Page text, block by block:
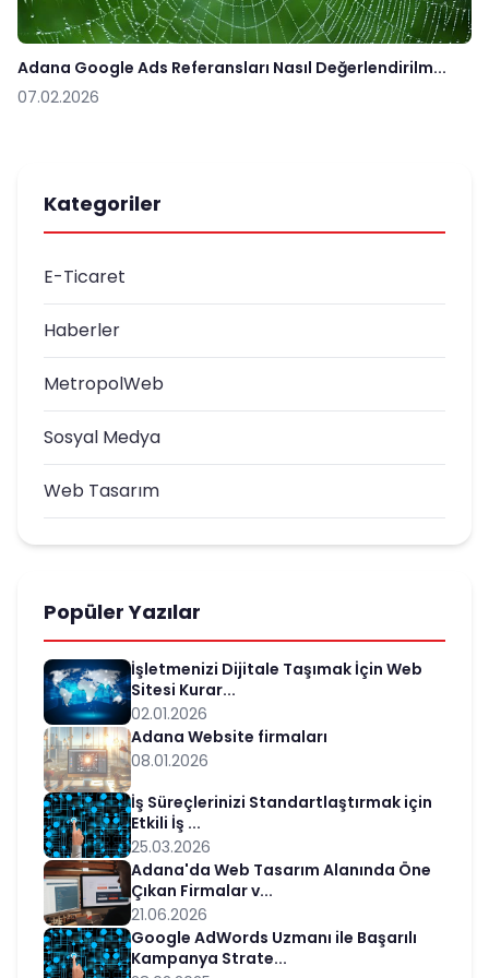
Adana Google Ads Referansları Nasıl Değerlendirilm...
07.02.2026
Kategoriler
E-Ticaret
Haberler
MetropolWeb
Sosyal Medya
Web Tasarım
Popüler Yazılar
İşletmenizi Dijitale Taşımak İçin Web
Sitesi Kurar...
02.01.2026
Adana Website firmaları
08.01.2026
İş Süreçlerinizi Standartlaştırmak için
Etkili İş ...
25.03.2026
Adana'da Web Tasarım Alanında Öne
Çıkan Firmalar v...
21.06.2026
Google AdWords Uzmanı ile Başarılı
Kampanya Strate...